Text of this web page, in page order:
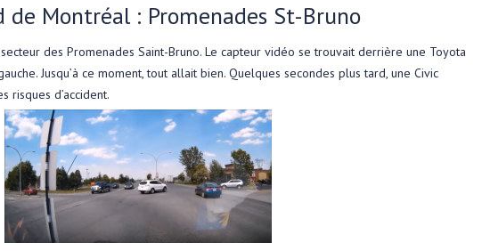
de Montréal : Promenades St-Bruno
des Promenades Saint-Bruno. Le capteur vidéo se trouvait derrière une Toyota
Jusqu’à ce moment, tout allait bien. Quelques secondes plus tard, une Civic
risques d’accident.